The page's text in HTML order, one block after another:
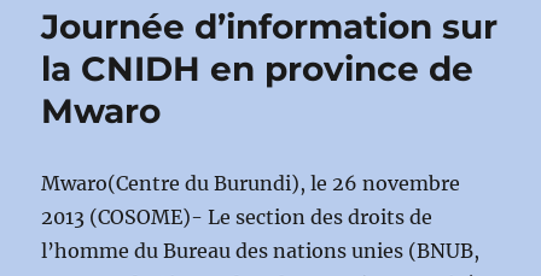
Journée d’information sur
la CNIDH en province de
Mwaro
Mwaro(Centre du Burundi), le 26 novembre
2013 (COSOME)- Le section des droits de
l’homme du Bureau des nations unies (BNUB,